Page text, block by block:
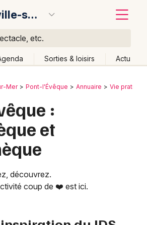
Trouville-sur-Mer
etc.
Sorties & loisirs Actu
Mer Pont-l'Évêque Annuaire Vie pratique
:
et
découvrez.
coup de ❤️ est ici.
alentours
Partout
Près de moi